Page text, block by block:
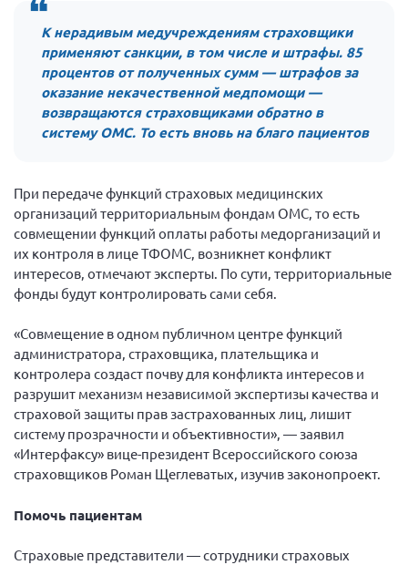
Всероссийская конференция-тренинг
"Рассеянный склероз: новые реалии" (26-
29.05.2022)
Общероссийская РС
Архангельская область
Брянская область
Владимирская область
Волгоградская область
Ивановская область
Калининградская область
Кемеровская область
Кировская область
Краснодарский край
Липецкая область
Ленинградская область
К нерадивым медучреждениям страховщики
применяют санкции, в том числе и штрафы. 85
процентов от полученных сумм — штрафов за
оказание некачественной медпомощи —
возвращаются страховщиками обратно в
систему ОМС. То есть вновь на благо пациентов
При передаче функций страховых медицинских
организаций территориальным фондам ОМС, то есть
совмещении функций оплаты работы медорганизаций и
их контроля в лице ТФОМС, возникнет конфликт
интересов, отмечают эксперты. По сути, территориальные
фонды будут контролировать сами себя.
«Совмещение в одном публичном центре функций
администратора, страховщика, плательщика и
контролера создаст почву для конфликта интересов и
разрушит механизм независимой экспертизы качества и
страховой защиты прав застрахованных лиц, лишит
систему прозрачности и объективности», — заявил
«Интерфаксу» вице-президент Всероссийского союза
страховщиков Роман Щеглеватых, изучив законопроект.
Помочь пациентам
Страховые представители — сотрудники страховых